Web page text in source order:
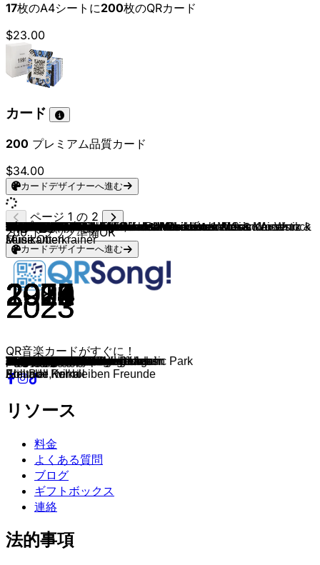
17枚のA4シートに200枚のQRカード
$23.00
カード
200 プレミアム品質カード
$34.00
カードデザイナーへ進む
Polizeimusik Oberösterreich & Woodstock Music
2025
It's My Life
Kronwildkrainer
2024
Digedigedi
Brassaranka
2025
Voulez-Vous?
SiSN
2025
Wo ist die Liebe hin
Nord-Süd-Ost Böhmische
2025
Trompeten Harmonie
Fäaschtbänkler
2025
derschönstetag inmeinemleben
Ybbstola Blech
2025
Anfoch schen!
Schnopsidee
2024
Kalt und Kälter
Oisdånn Klarinettenmusi
2025
Mistral Polka
Sunnseit Brass
2020
Magari
Kaiser Musikanten
2024
Reinsberger Nächte
Kronwildkrainer
2025
Tepperts Bummal
WüdaraMusi
2025
In deinen Augen
Ernst Hutter & Die Egerländer Musikanten
2024
Zwei Weggefährten
6er Gsponn
2025
I liab di
Nord-Süd-Ost Böhmische
2025
Strahlende Zukunft
Brassaranka
2025
Frag mich nie
Musikatzen
2015
Take on me
Viera Blech
2023
Never Gonna Not Dance Again
Schnopsidee
2024
Gruß an Böhmen
Kaiser Musikanten
2025
Lechner Trompeten
Köllakuchlmusi
2024
Hallo, Herr Taxifahrer
Keller Steff
2025
Konterhoibe
Brassaranka
2025
Harder Dynamite Love
Original Woodstock Musikanten
2025
Panoramamarsch
Schnopsidee
2018
De schenste Zeit
Kapelle Gefällt Mir
2025
Im Heustadl
Nord-Süd-Ost Böhmische
2024
Kuhstall Polka
Saso Avsenik & seine Oberkrainer
2023
Hallo kleine Maus
Brassaranka
2024
Don't Stop Believing
Ernst Hutter & Die Egerländer Musikanten
2024
Mein Flügelhorn
Schnopsidee
2024
Tschuxl Boarischer
Polizeimusik Oberösterreich & Woodstock Music
2025
Schena Mensch
Brassaranka & folkshilfe
2022
Folkshilfe
MaddaBrassKa
2025
Romeo & Erika
Fäaschtbänkler
2024
Umtahemd
fucik
1908
Schneidig Vor
Kaiser Musikanten
2024
Kaiserwetter
Brassaranka
2025
Knights of Cydonia
FAM
2025
Heimatland Erde
Sunnseit Brass
2020
Lossmers Tuschn
BruckZuckMusi
2025
Wie ein Dino!
Die Pagger Buam, Militärmusik Oberösterreich & Woodstock
Music
2023
Böll Böll Kernöl
Southbrass
2024
Auf’m Wilden Kaiser
FAM
2025
Laut & Bunt
Juvavum8
2024
Liebhaberei
Brassaranka
2025
More Than a Feeling
Polizeimusik Oberösterreich & Woodstock Music
2025
Don't Stop Believin'
Kapelle Kaiserschmarrn
2021
Oh wie herrlich ist das Leben
Kronwildkrainer
2025
Hier und Jetzt
Querbeat
2025
So weit so gut
Kaiser Musikanten
2020
Eine letzte Runde
D´Hundskrippln
2025
Rausch vom Leben
Die Niachtn
2023
Mit dir
6er Gsponn
2025
Akademikerpolka
Brassaranka
2022
Rauschende Feste
Fäaschtbänkler
2022
Eskalation
da Blechhauf´n
2023
Rosanna / Theme from Jurassic Park
FAM
2025
Wuida
Viera Blech
2024
Blechlawine
Knallblech
2024
paulbrendel
Blaskapelle MaChlast
2022
Wilder Kaiser Marsch
Brassaranka
2019
The Flood
Viera Blech
2022
The Story
Postwirtmusi
2022
Naringer Grüße
MaddaBrassKa
2023
Die Berg ruft
Original Woodstock Musikanten
2024
Von Herz zu Herz
Troglauer
2025
I steh auf Fendt Bulldog foan
Ernst Hutter & Die Egerländer Musikanten & Saso Avsenik &
seine Oberkrainer
2023
Freunde, wir bleiben Freunde
Fäaschtbänkler
2023
ALL IN
Bradlberg Musig
2023
S'Wäldarle
Die Brasserie
2021
Lass die Musik an
Schnopsidee
2018
Böhmische Liebe
Gesamtspiel
1981
Don't stop believin'
Militärmusik Oberösterreich & Woodstock Music
2024
Salletmayr Polka
MEUTE
2018
You & Me
Ernst Hutter & Die Egerländer Musikanten
2024
Egerländer Musikantenmarsch
WüdaraMusi
2021
Beim Kölbl
Schnopsidee
2024
Jo beim Boarisch tanz'n
Ybbstola Blech
2025
Und Aus!
folkshilfe
2022
kummama
Kaiser Musikanten
2025
Egerländer Trompetensterne
Köllakuchlmusi
2024
Betzl Walzer
FAM
2025
Wolkentanz
Southbrass
2019
Lucky Life
Christoph Moschberger, da Blechhauf´n & Alexander Wurz
2019
Marsch Der Welt
Saustoimusi
2023
Dancing in the Moonlight
The Hopfenswingers
2021
Rosa Hyundai
Brassaranka
2022
Lechner Trompeten
Sax Royal
1972
I can see clearly now
Alpenblech
2020
Rabanser seiner
Kronwildkrainer
2025
Kronis Landler
Southbrass
2021
Zwei außer Rand und Band
6er Gsponn
2025
Paradigma
Die Schlenkerer
2023
Zafer grüßt Xaver
Alpenblech
2020
Flügelhornzauber
Fäaschtbänkler
2022
Unsere Reise
Woodstock Music, Militärmusik Oberösterreich & Kaiser
Musikanten
2023
Almtaler Polka
Brassaranka
2022
Folkshilfe
Saso Avsenik & seine Oberkrainer
2019
Musik, mein Glück
ページ 1 の 2
200トラック準備OK
カードデザイナーへ進む
QR音楽カードがすぐに！
リソース
料金
よくある質問
ブログ
ギフトボックス
連絡
法的事項